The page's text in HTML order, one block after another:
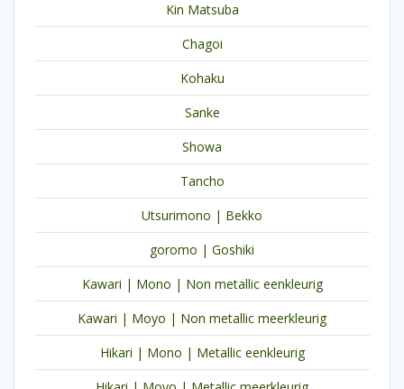
Kin Matsuba
Chagoi
Kohaku
Sanke
Showa
Tancho
Utsurimono | Bekko
goromo | Goshiki
Kawari | Mono | Non metallic eenkleurig
Kawari | Moyo | Non metallic meerkleurig
Hikari | Mono | Metallic eenkleurig